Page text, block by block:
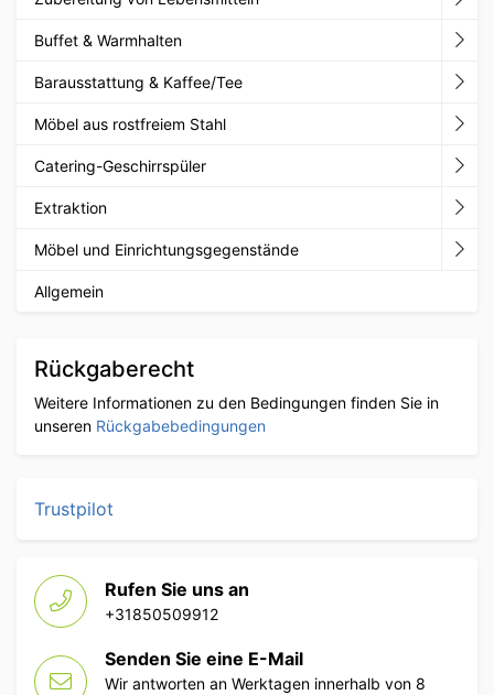
Buffet & Warmhalten
Barausstattung & Kaffee/Tee
Möbel aus rostfreiem Stahl
Catering-Geschirrspüler
Extraktion
Möbel und Einrichtungsgegenstände
Allgemein
Rückgaberecht
Weitere Informationen zu den Bedingungen finden Sie in
unseren Rückgabebedingungen
Trustpilot
Rufen Sie uns an
+31850509912
Senden Sie eine E-Mail
Wir antworten an Werktagen innerhalb von 8